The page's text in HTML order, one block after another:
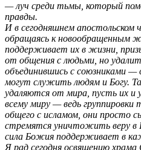
— луч среди тьмы, который
правды.
И в сегодняшнем апостольском
обращаясь к новообращенным
поддерживает их в жизни,
от общения с людьми, но
объединившись с союзниками —
могут служить людям и Богу.
удаляются от мира, пусть их
всему миру — ведь
общего с исламом, они просто
стремятся уничтожить веру в
сила Божия поддерживает в
Я рад сегодня освящению храма